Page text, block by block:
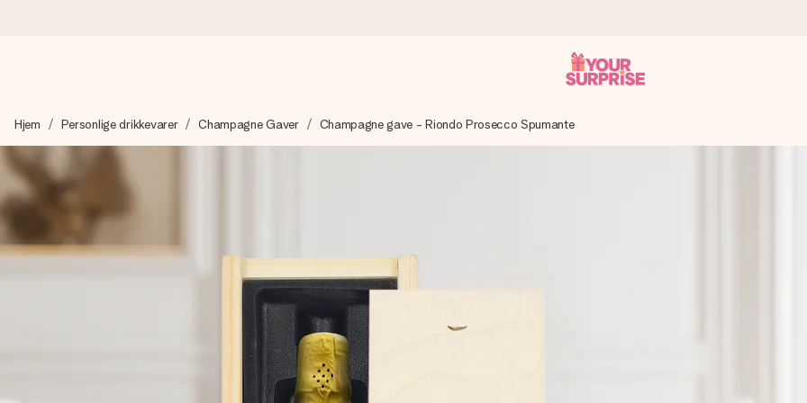
Vi laver din gave med omhu og sender den lynhurtigt – så du kan give den på det helt rette tidspunkt, når den betyder allermest.
4,7 (baseret på +15.000 anmeldelser)
Lav noget særligt i blot få trin – med hendes navn, et billede af dig eller en besked, der går lige i hendes hjerte. Intet besvær
Hjem Personlige drikkevarer Champagne Gaver Champagne gave - Riondo Prosecco Spumante